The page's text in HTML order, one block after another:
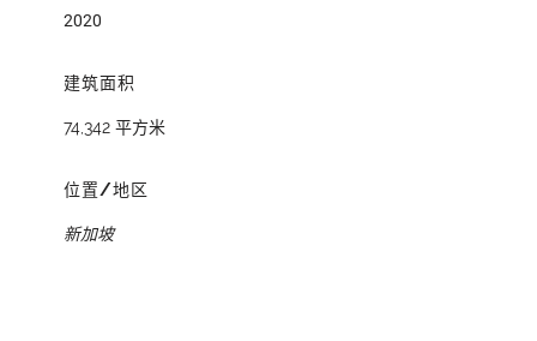
2020
建筑面积
74,342 平方米
位置/地区
新加坡